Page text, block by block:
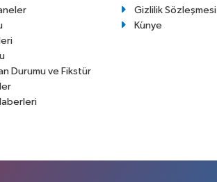
Durumu ve Fikstür
Gizlilik Sözleşmesi
Künye